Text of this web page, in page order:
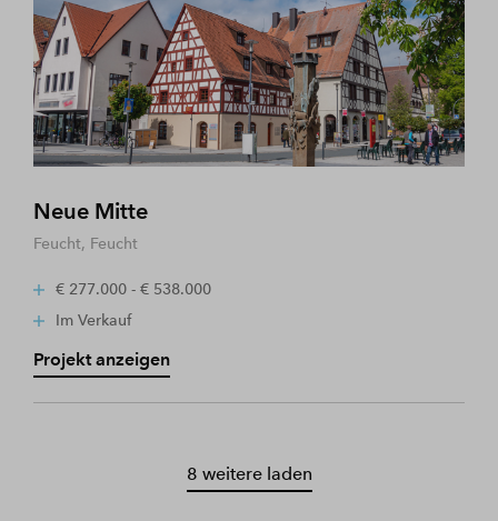
Neue Mitte
Feucht, Feucht
€ 277.000 - € 538.000
Im Verkauf
Projekt anzeigen
8 weitere laden